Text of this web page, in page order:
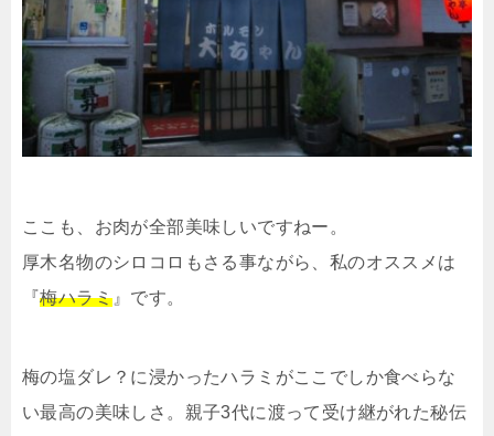
ここも、お肉が全部美味しいですねー。
厚木名物のシロコロもさる事ながら、私のオススメは
『梅ハラミ 』です。
梅の塩ダレ？に浸かったハラミがここでしか食べらな
い最高の美味しさ。親子3代に渡って受け継がれた秘伝